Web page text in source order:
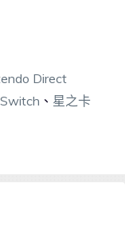
Direct
Switch 、 星之卡